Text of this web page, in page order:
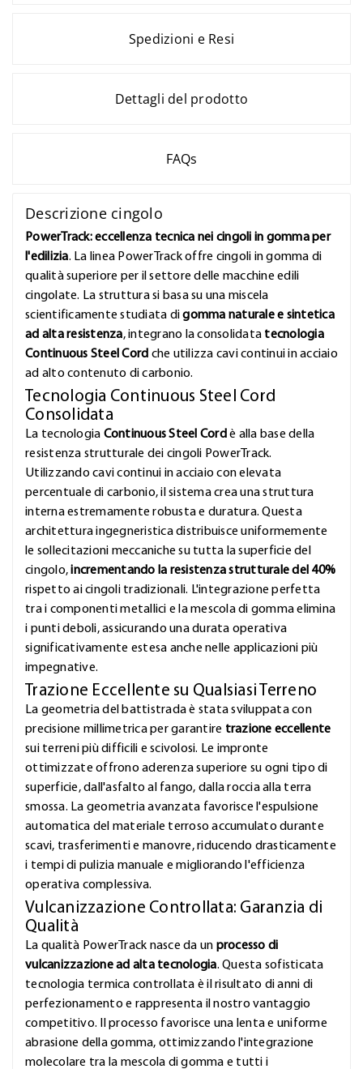
Spedizioni e Resi
Dettagli del prodotto
FAQs
Descrizione cingolo
PowerTrack: eccellenza tecnica nei cingoli in gomma per
l'edilizia. La linea PowerTrack offre cingoli in gomma di
qualità superiore per il settore delle macchine edili
cingolate. La struttura si basa su una miscela
scientificamente studiata digomma naturale e sintetica
ad alta resistenza, integrano la consolidata tecnologia
Continuous Steel Cord che utilizza cavi continui in acciaio
ad alto contenuto di carbonio.
Tecnologia Continuous Steel Cord
Consolidata
La tecnologia Continuous Steel Cord è alla base della
resistenza strutturale dei cingoli PowerTrack.
Utilizzando cavi continui in acciaio con elevata
percentuale di carbonio, il sistema crea una struttura
interna estremamente robusta e duratura. Questa
architettura ingegneristica distribuisce uniformemente
le sollecitazioni meccaniche su tutta la superficie del
cingolo,incrementando la resistenza strutturale del 40%
rispetto ai cingoli tradizionali. L'integrazione perfetta
tra i componenti metallici e la mescola di gomma elimina
i punti deboli, assicurando una durata operativa
significativamente estesa anche nelle applicazioni più
impegnative.
Trazione Eccellente su Qualsiasi Terreno
La geometria del battistrada è stata sviluppata con
precisione millimetrica per garantire trazione eccellente
sui terreni più difficili e scivolosi. Le impronte
ottimizzate offrono aderenza superiore su ogni tipo di
superficie, dall'asfalto al fango, dalla roccia alla terra
smossa. La geometria avanzata favorisce l'espulsione
automatica del materiale terroso accumulato durante
scavi, trasferimenti e manovre, riducendo drasticamente
i tempi di pulizia manuale e migliorando l'efficienza
operativa complessiva.
Vulcanizzazione Controllata: Garanzia di
Qualità
La qualità PowerTrack nasce da un processo di
vulcanizzazione ad alta tecnologia. Questa sofisticata
tecnologia termica controllata è il risultato di anni di
perfezionamento e rappresenta il nostro vantaggio
competitivo. Il processo favorisce una lenta e uniforme
abrasione della gomma, ottimizzando l'integrazione
molecolare tra la mescola di gomma e tutti i